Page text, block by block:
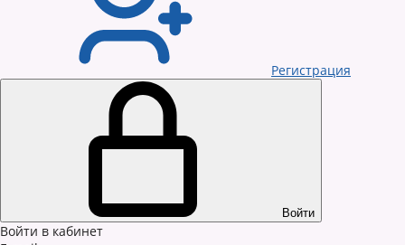
Регистрация
Войти
Войти в кабинет